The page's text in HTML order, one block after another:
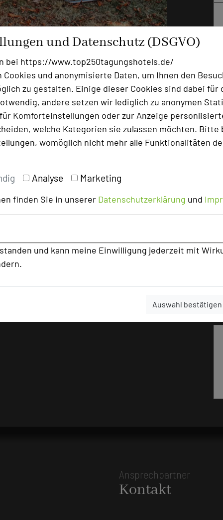
und Datenschutz (DSGVO)
bei https://www.top250tagungshotels.de/
und anonymisierte Daten, um Ihnen den
zu gestalten. Einige dieser Cookies sind dabei für
andere setzen wir lediglich zu anonymen
Komforteinstellungen oder zur Anzeige
welche Kategorien sie zulassen möchten. Bitte
womöglich nicht mehr alle Funktionalitäten
Analyse Marketing
finden Sie in unserer Datenschutzerklärung und
und kann meine Einwilligung jederzeit mit
Auswahl bestätigen
Foto: Hotel Gut Hühnerhof
zu machen, hören sie Vögel
und Katzen schnurren. Für unsere
Gruppe und Art der Tagung – auch
Zum Beispiel in unseren großen
warmen Tagen Schatten spendet,
stattfinden und dabei kann die
gibt es bei uns zahlreiche Outdoor-
Golfplatz über Waldbaden
auf einem nahegelegenen See. Bei
und Erholung in einem.
gut-huehner
Ansprechpartner
Kontakt